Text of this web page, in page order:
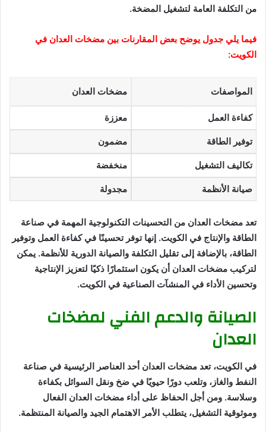
من التكلفة العامة لتشغيل المضخة.
فيما يلي جدول يوضح بعض المقارنات بين مضخات العدان في
الكويت:
المواصفات مضخات العدان
كفاءة العمل معززة
توفير الطاقة مضمون
تكاليف التشغيل منخفضة
صيانة الأنظمة مجدولة
تعد مضخات العدان من التحسينات التكنولوجية المهمة في صناعة
الطاقة والإنتاج في الكويت. إنها توفر تحسينًا في كفاءة العمل وتوفير
الطاقة، بالإضافة إلى تقليل التكلفة والصيانة الدورية للأنظمة. يمكن
لتركيب مضخات العدان أن يكون استثمارًا ذكيًا لتعزيز الإنتاجية
وتحسين الأداء في المنشآت الصناعية في الكويت.
الصيانة والدعم الفني لمضخات
العدان
في الكويت، تعد مضخات العدان أحد العناصر الرئيسية في صناعة
النفط والغاز، وتلعب دورًا حيويًا في ضخ ونقل السوائل بكفاءة
وسلاسة. ومن أجل الحفاظ على أداء مضخات العدان الفعال
وموثوقية التشغيل، يتطلب الأمر الاهتمام الجيد والصيانة المنتظمة.